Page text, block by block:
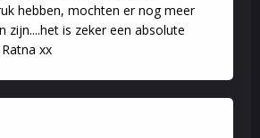
hebben, mochten er nog meer
zijn....het is zeker een absolute
xx